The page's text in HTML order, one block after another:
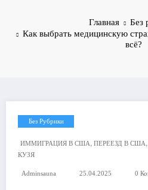
Главная
Без
Как выбрать медицинскую
всё?
Без Рубрики
ИММИГРАЦИЯ В США, ПЕРЕЕЗД В США,
КУЗЯ
Adminsauna 25.04.2025 0